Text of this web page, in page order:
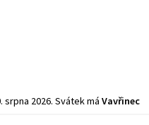
srpna 2026. Svátek má Vavřinec